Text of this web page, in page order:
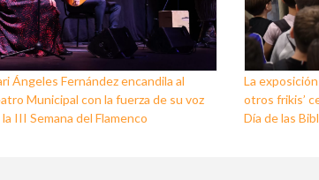
Ángeles Fernández encandila al
Municipal con la fuerza de su voz
III Semana del Flamenco
La
otros frikis’
Día de las